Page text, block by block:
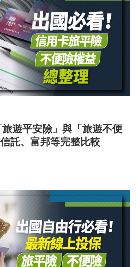
遊平安險」與「旅遊不便
託、富邦等完整比較